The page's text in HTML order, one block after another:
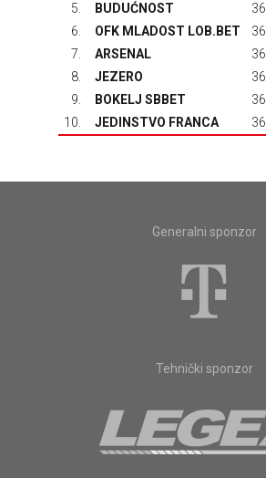
5.
BUDUĆNOST 36
6.
OFK MLADOST LOB.BET 36
7.
ARSENAL 36
8.
JEZERO 36
9.
BOKELJ SBBET 36
10.
JEDINSTVO FRANCA 36
Generalni sponzor
Tehnički sponzor